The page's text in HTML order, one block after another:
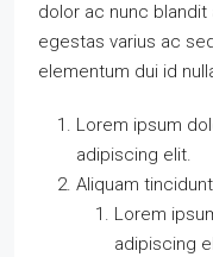
dolor ac nunc blandit
egestas varius ac
elementum dui id
Lorem ipsum
adipiscing elit.
Aliquam
Lorem
adipiscing